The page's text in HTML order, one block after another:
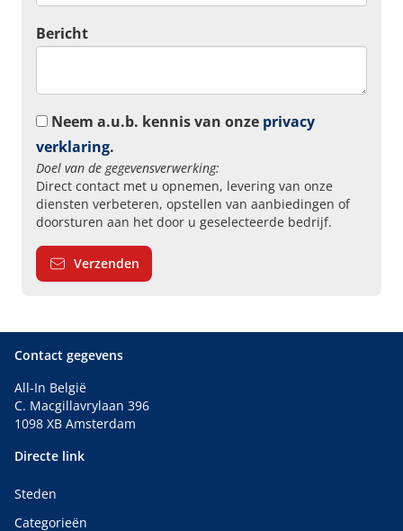
Bericht
Neem a.u.b. kennis van onze privacy
verklaring.
Doel van de gegevensverwerking:
Direct contact met u opnemen, levering van onze
diensten verbeteren, opstellen van aanbiedingen of
doorsturen aan het door u geselecteerde bedrijf.
Verzenden
Contact gegevens
All-In België
C. Macgillavrylaan 396
1098 XB Amsterdam
Directe link
Steden
Categorieën